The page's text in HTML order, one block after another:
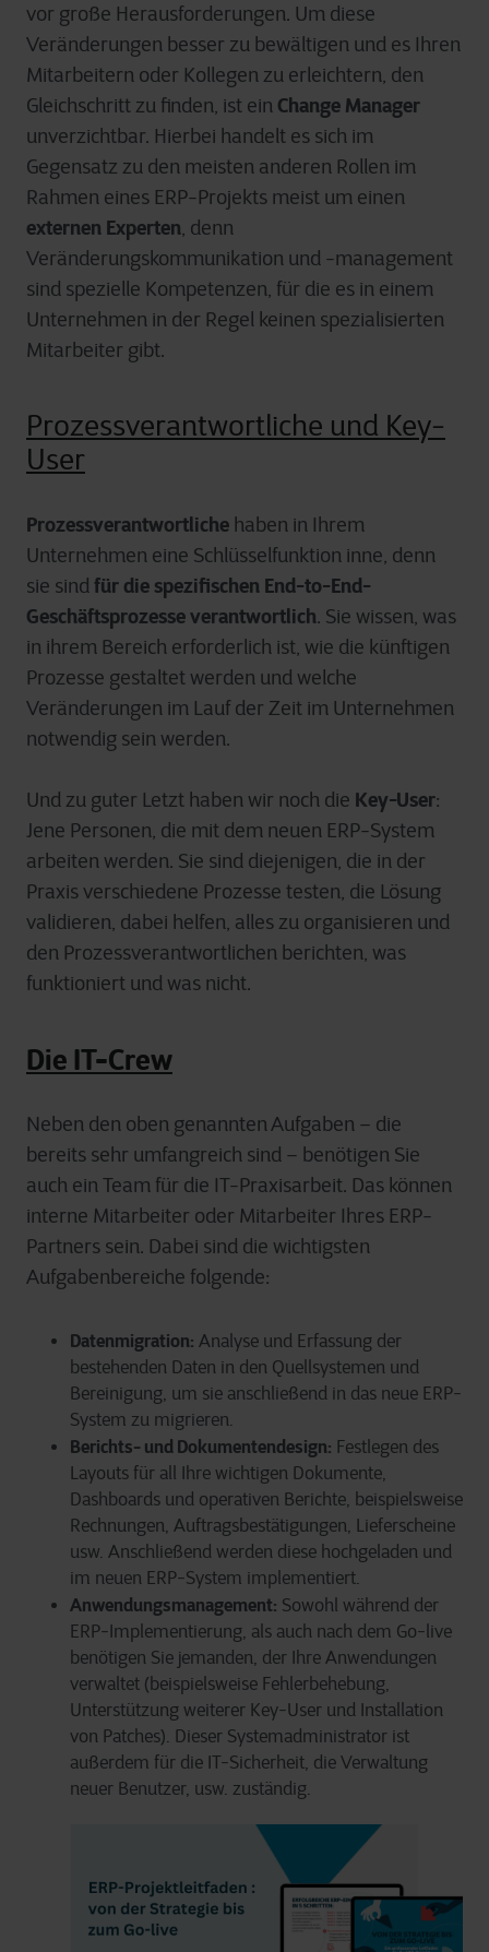
vor große Herausforderungen. Um diese
Veränderungen besser zu bewältigen und es Ihren
Mitarbeitern oder Kollegen zu erleichtern, den
Gleichschritt zu finden, ist ein Change Manager
unverzichtbar. Hierbei handelt es sich im
Gegensatz zu den meisten anderen Rollen im
Rahmen eines ERP-Projekts meist um einen
externen Experten, denn
Veränderungskommunikation und -management
sind spezielle Kompetenzen, für die es in einem
Unternehmen in der Regel keinen spezialisierten
Mitarbeiter gibt.
Prozessverantwortliche und Key-
User
Prozessverantwortliche haben in Ihrem
Unternehmen eine Schlüsselfunktion inne, denn
sie sindfür die spezifischen End-to-End-
Geschäftsprozesse verantwortlich. Sie wissen, was
in ihrem Bereich erforderlich ist, wie die künftigen
Prozesse gestaltet werden und welche
Veränderungen im Lauf der Zeit im Unternehmen
notwendig sein werden.
Und zu guter Letzt haben wir noch die Key-User:
Jene Personen, die mit dem neuen ERP-System
arbeiten werden. Sie sind diejenigen, die in der
Praxis verschiedene Prozesse testen, die Lösung
validieren, dabei helfen, alles zu organisieren und
den Prozessverantwortlichen berichten, was
funktioniert und was nicht.
Die IT-Crew
Neben den oben genannten Aufgaben – die
bereits sehr umfangreich sind – benötigen Sie
auch ein Team für die IT-Praxisarbeit. Das können
interne Mitarbeiter oder Mitarbeiter Ihres ERP-
Partners sein. Dabei sind die wichtigsten
Aufgabenbereiche folgende:
Datenmigration: Analyse und Erfassung der
bestehenden Daten in den Quellsystemen und
Bereinigung, um sie anschließend in das neue ERP-
System zu migrieren.
Berichts- und Dokumentendesign: Festlegen des
Layouts für all Ihre wichtigen Dokumente,
Dashboards und operativen Berichte, beispielsweise
Rechnungen, Auftragsbestätigungen, Lieferscheine
usw. Anschließend werden diese hochgeladen und
im neuen ERP-System implementiert.
Anwendungsmanagement: Sowohl während der
ERP-Implementierung, als auch nach dem Go-live
benötigen Sie jemanden, der Ihre Anwendungen
verwaltet (beispielsweise Fehlerbehebung,
Unterstützung weiterer Key-User und Installation
von Patches). Dieser Systemadministrator ist
außerdem für die IT-Sicherheit, die Verwaltung
neuer Benutzer, usw. zuständig.